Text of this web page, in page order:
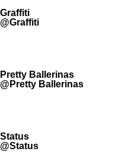
Graffiti
@Graffiti
Pretty Ballerinas
@Pretty Ballerinas
Status
@Status